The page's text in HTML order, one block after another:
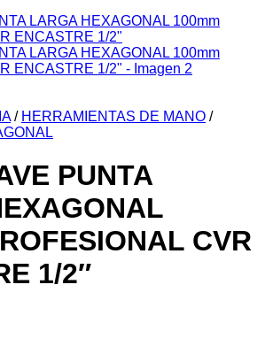
/ HERRAMIENTAS DE MANO /
PUNTA
CVR
1/2″